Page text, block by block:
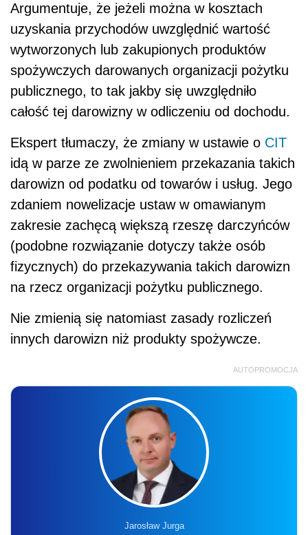
Argumentuje, że jeżeli można w kosztach
uzyskania przychodów uwzględnić wartość
wytworzonych lub zakupionych produktów
spożywczych darowanych organizacji pożytku
publicznego, to tak jakby się uwzględniło
całość tej darowizny w odliczeniu od dochodu.
Ekspert tłumaczy, że zmiany w ustawie o CIT
idą w parze ze zwolnieniem przekazania takich
darowizn od podatku od towarów i usług. Jego
zdaniem nowelizacje ustaw w omawianym
zakresie zachęcą większą rzeszę darczyńców
(podobne rozwiązanie dotyczy także osób
fizycznych) do przekazywania takich darowizn
na rzecz organizacji pożytku publicznego.
Nie zmienią się natomiast zasady rozliczeń
innych darowizn niż produkty spożywcze.
AUTOPROMOCJA
Jarosław Jurga